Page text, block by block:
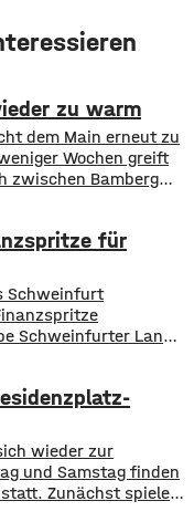
zu warm
dem Main erneut zu
Wochen greift
zwischen Bamberg
Zwar gibt es
noch keine
für
Schweinfurt
Schweinfurter Land
und Organisationen.
des Landkreises
Schweinfurter
sind:wieder zur
und Samstag finden
Zunächst spielen